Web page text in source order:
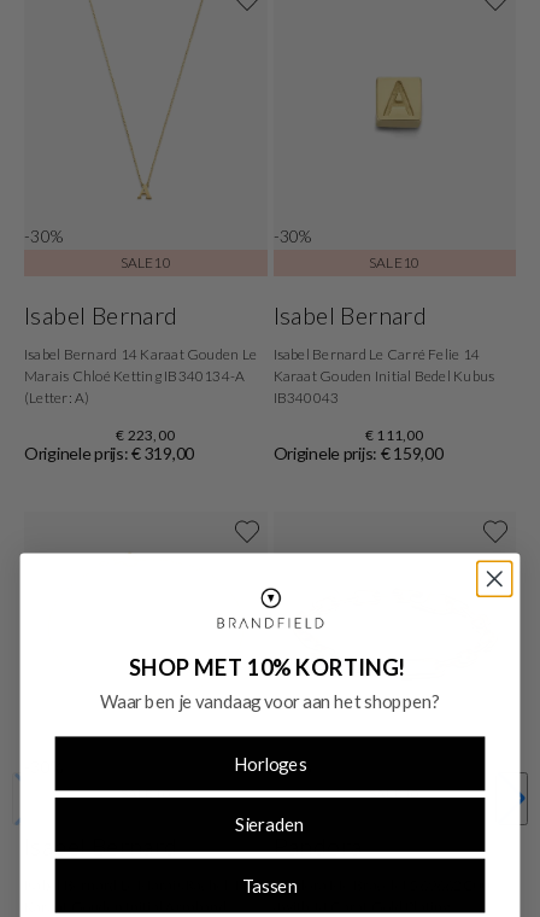
-30%
SALE10
Isabel Bernard
Isabel Bernard 14 Karaat Gouden Le
Marais Chloé Ketting IB340134-A
(Letter: A)
€ 223,00
Originele prijs: € 319,00
-30%
SALE10
Isabel Bernard
Isabel Bernard Le Carré Felie 14
Karaat Gouden Initial Bedel Kubus
IB340043
€ 111,00
Originele prijs: € 159,00
SALE10
Isabel Bernard
Isabel Bernard Le Marais Rachel 14
-30%
SALE10
Pandora
Pandora Me Bracelet 569662C00-
SHOP MET 10% KORTING!
Waar ben je vandaag voor aan het shoppen?
Horloges
Sieraden
Tassen